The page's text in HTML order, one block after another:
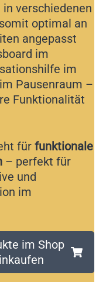
in verschiedenen
optimal an
angepasst
im
im
Pausenraum –
Funktionalität
für funktionale
– perfekt für
und
im
im Shop